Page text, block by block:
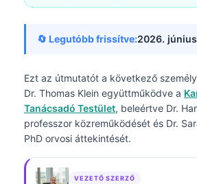
🔄 Legutóbb frissítve:2026.
Ezt az útmutatót a következő
Dr. Thomas Klein együttműködve a
Tanácsadó Testület, beleértve Dr.
professzor közreműködését és Dr.
PhD orvosi áttekintését.
VEZETŐ SZERZŐ